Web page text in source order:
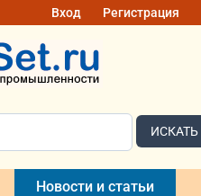
Вход Регистрация
ИСКАТЬ
Новости и статьи